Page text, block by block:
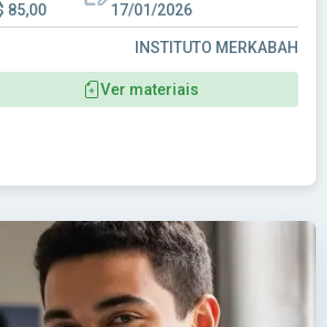
85,00 17/01/2026
INSTITUTO MERKABAH
Ver materiais